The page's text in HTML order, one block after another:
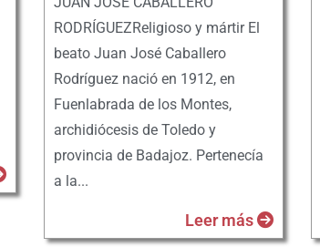
RODRÍGUEZReligioso y mártir El
beato Juan José Caballero
Rodríguez nació en 1912, en
Fuenlabrada de los Montes,
archidiócesis de Toledo y
provincia de Badajoz. Pertenecía
a la...
Leer más